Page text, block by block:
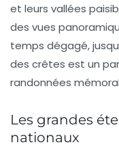
et leurs vallées
des vues
temps dégagé,
des crêtes est un
randonnées
Les grandes
nationaux